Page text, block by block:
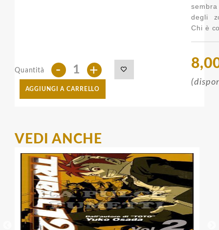
degli
Chi è
Quantità - +
AGGIUNGI A CARRELLO
VEDI ANCHE